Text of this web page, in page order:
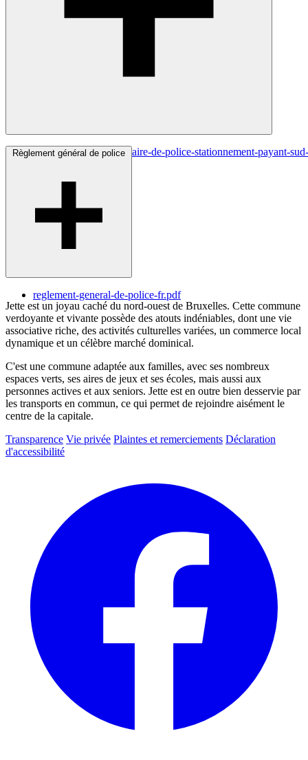
reglement-complementaire-de-police-stationnement-payant-
Règlement général de police
reglement-general-de-police-fr.pdf
Jette est un joyau caché du nord-ouest de Bruxelles. Cette commune
verdoyante et vivante possède des atouts indéniables, dont une vie
associative riche, des activités culturelles variées, un commerce local
dynamique et un célèbre marché dominical.
C'est une commune adaptée aux familles, avec ses nombreux
espaces verts, ses aires de jeux et ses écoles, mais aussi aux
personnes actives et aux seniors. Jette est en outre bien desservie par
les transports en commun, ce qui permet de rejoindre aisément le
centre de la capitale.
Transparence Vie privée Plaintes et remerciements Déclaration
d'accessibilité